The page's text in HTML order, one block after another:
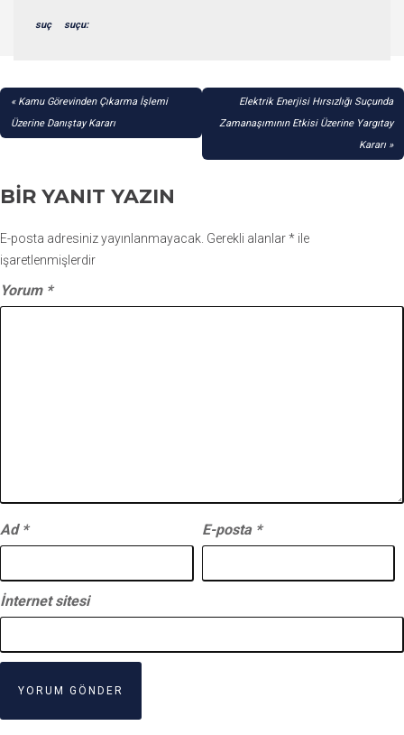
suç suçu:
YAZI
GEZINMESI
Kamu Görevinden Çıkarma İşlemi
Üzerine Danıştay Kararı
Elektrik Enerjisi Hırsızlığı Suçunda
Zamanaşımının Etkisi Üzerine Yargıtay
Kararı
BIR YANIT YAZIN
E-posta adresiniz yayınlanmayacak. Gerekli alanlar* ile
işaretlenmişlerdir
Yorum *
Ad * E-posta *
İnternet sitesi